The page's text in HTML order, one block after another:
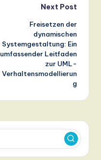
Next Post
Freisetzen der
dynamischen
Systemgestaltung: Ein
umfassender Leitfaden
zur UML-
Verhaltensmodellierun
g